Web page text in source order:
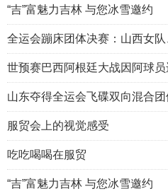
“吉”富魅力吉林 与您冰雪邀约
全运会蹦床团体决赛：山西女
世预赛巴西阿根廷大战因阿球
山东夺得全运会飞碟双向混合
服贸会上的视觉感受
吃吃喝喝在服贸
“吉”富魅力吉林 与您冰雪邀约